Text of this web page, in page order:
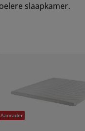
slaapkamer.
Aanrader